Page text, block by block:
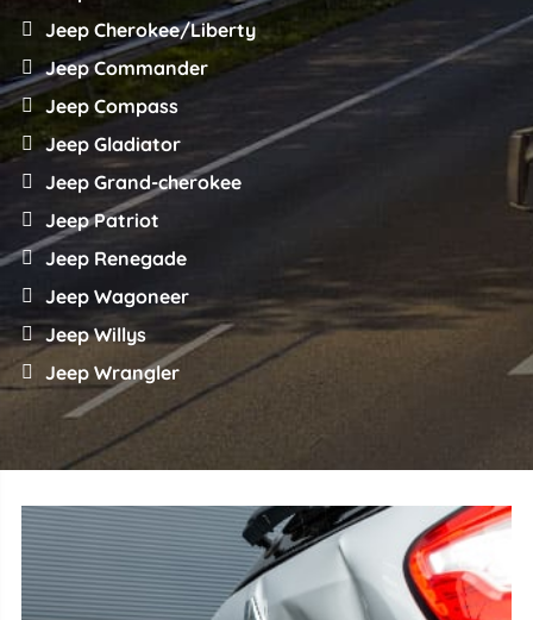
Jeep Cherokee/Liberty
Jeep Commander
Jeep Compass
Jeep Gladiator
Jeep Grand-cherokee
Jeep Patriot
Jeep Renegade
Jeep Wagoneer
Jeep Willys
Jeep Wrangler